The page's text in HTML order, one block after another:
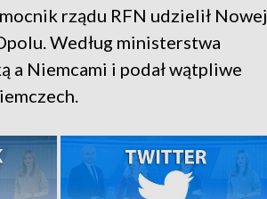
rządu RFN udzielił Nowej
Według ministerstwa
a Niemcami i podał wątpliwe